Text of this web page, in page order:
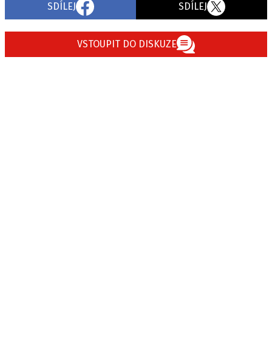
SDÍLEJ SDÍLEJ
VSTOUPIT DO DISKUZE